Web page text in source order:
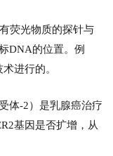
荧光物质的探针与
DNA的位置。例
进行的。
体-2）是乳腺癌治疗
基因是否扩增，从